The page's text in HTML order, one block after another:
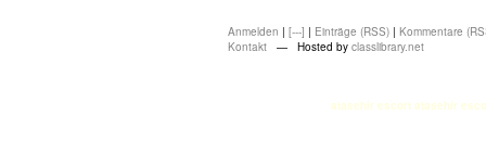
Anmelden | [---] | Einträge (RSS) | Kommentare
Kontakt — Hosted by classlibrary.net
atasehir escort atasehir